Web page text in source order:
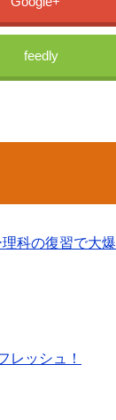
feedly
科の復習で大爆
レッシュ！